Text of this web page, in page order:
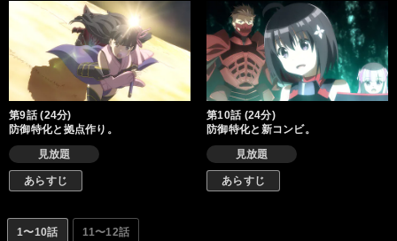
第9話 (24分)
防御特化と拠点作り。
見放題
あらすじ
第10話 (24分)
防御特化と新コンビ。
見放題
あらすじ
1〜10話 11〜12話